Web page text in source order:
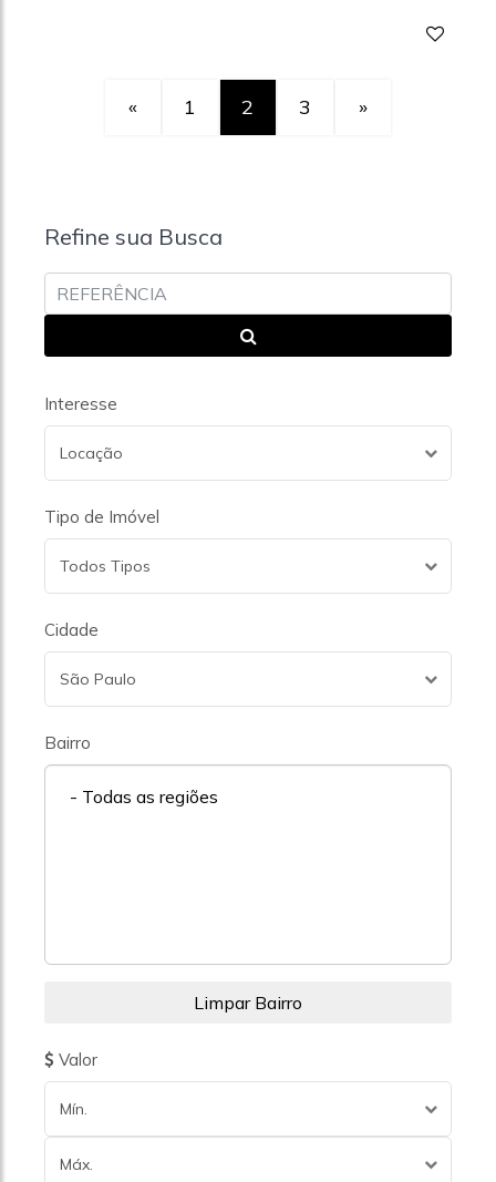
« 1 2 3 »
Refine sua Busca
Interesse
Locação
Tipo de Imóvel
Todos Tipos
Cidade
São Paulo
Bairro
- Todas as regiões
Valor
Mín.
Máx.